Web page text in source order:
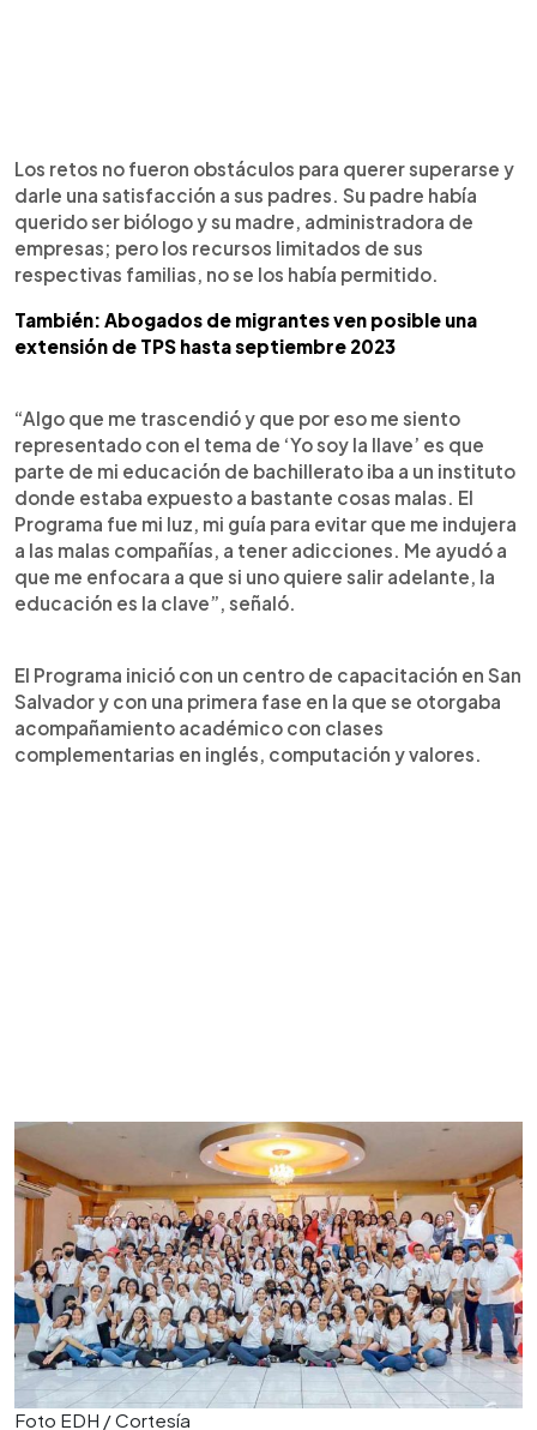
Los retos no fueron obstáculos para querer superarse y
darle una satisfacción a sus padres. Su padre había
querido ser biólogo y su madre, administradora de
empresas; pero los recursos limitados de sus
respectivas familias, no se los había permitido.
También: Abogados de migrantes ven posible una
extensión de TPS hasta septiembre 2023
“Algo que me trascendió y que por eso me siento
representado con el tema de ‘Yo soy la llave’ es que
parte de mi educación de bachillerato iba a un instituto
donde estaba expuesto a bastante cosas malas. El
Programa fue mi luz, mi guía para evitar que me indujera
a las malas compañías, a tener adicciones. Me ayudó a
que me enfocara a que si uno quiere salir adelante, la
educación es la clave”, señaló.
El Programa inició con un centro de capacitación en San
Salvador y con una primera fase en la que se otorgaba
acompañamiento académico con clases
complementarias en inglés, computación y valores.
Foto EDH / Cortesía